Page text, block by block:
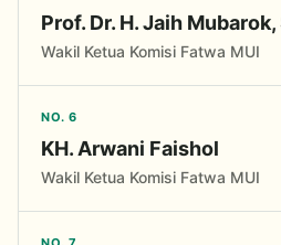
Prof. Dr. H. Jaih Mubarok,
Wakil Ketua Komisi Fatwa MUI
NO. 6
KH. Arwani Faishol
Wakil Ketua Komisi Fatwa MUI